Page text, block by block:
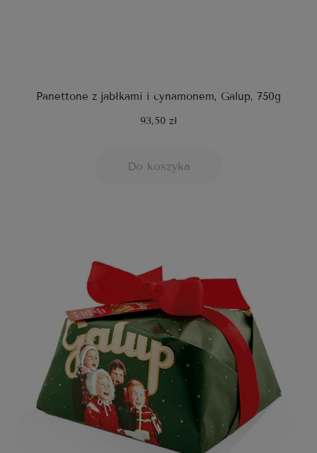
Panettone z jabłkami i cynamonem, Galup, 750g
93,50 zł
Do koszyka